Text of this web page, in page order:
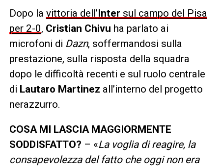
Dopo la vittoria dell’Inter sul campo del Pisa
per 2-0, Cristian Chivu ha parlato ai
microfoni di Dazn, soffermandosi sulla
prestazione, sulla risposta della squadra
dopo le difficoltà recenti e sul ruolo centrale
di Lautaro Martinez all’interno del progetto
nerazzurro.
COSA MI LASCIA MAGGIORMENTE
SODDISFATTO? – «La voglia di reagire, la
consapevolezza del fatto che oggi non era